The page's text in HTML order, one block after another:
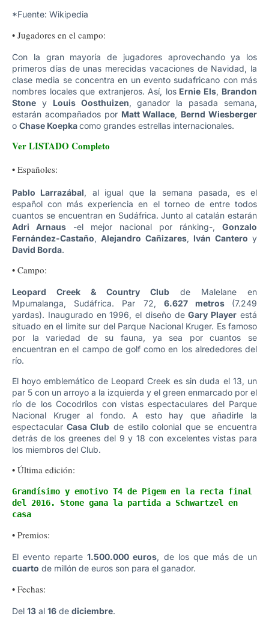
*Fuente: Wikipedia
• Jugadores en el campo:
Con la gran mayoría de jugadores aprovechando ya los
primeros días de unas merecidas vacaciones de Navidad, la
clase media se concentra en un evento sudafricano con más
nombres locales que extranjeros. Así, losErnie Els, Brandon
Stone y Louis Oosthuizen, ganador la pasada semana,
estarán acompañados por Matt Wallace, Bernd Wiesberger
o Chase Koepkacomo grandes estrellas internacionales.
Ver LISTADO Completo
• Españoles:
Pablo Larrazábal, al igual que la semana pasada, es el
español con más experiencia en el torneo de entre todos
cuantos se encuentran en Sudáfrica. Junto al catalán estarán
Adri Arnaus -el mejor nacional por ránking-, Gonzalo
Fernández-Castaño,Alejandro Cañizares, Iván Cantero y
David Borda.
• Campo:
Leopard Creek & Country Club de Malelane en
Mpumalanga, Sudáfrica. Par 72, 6.627 metros (7.249
yardas). Inaugurado en 1996, el diseño deGary Player está
situado en el límite sur del Parque Nacional Kruger. Es famoso
por la variedad de su fauna, ya sea por cuantos se
encuentran en el campo de golf como en los alrededores del
río.
El hoyo emblemático de Leopard Creek es sin duda el 13, un
par 5 con un arroyo a la izquierda y el green enmarcado por el
río de los Cocodrilos con vistas espectaculares del Parque
Nacional Kruger al fondo. A esto hay que añadirle la
espectacular Casa Club de estilo colonial que se encuentra
detrás de los greenes del 9 y 18 con excelentes vistas para
los miembros del Club.
• Última edición:
Grandísimo y emotivo T4 de Pigem en la recta final
del 2016. Stone gana la partida a Schwartzel en
casa
• Premios:
El evento reparte1.500.000 euros, de los que más de un
cuarto de millón de euros son para el ganador.
• Fechas:
Del 13 al 16 de diciembre.